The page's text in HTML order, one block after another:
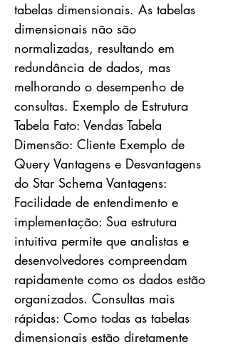
tabelas dimensionais. As tabelas
dimensionais não são
normalizadas, resultando em
redundância de dados, mas
melhorando o desempenho de
consultas. Exemplo de Estrutura
Tabela Fato: Vendas Tabela
Dimensão: Cliente Exemplo de
Query Vantagens e Desvantagens
do Star Schema Vantagens:
Facilidade de entendimento e
implementação: Sua estrutura
intuitiva permite que analistas e
desenvolvedores compreendam
rapidamente como os dados estão
organizados. Consultas mais
rápidas: Como todas as tabelas
dimensionais estão diretamente